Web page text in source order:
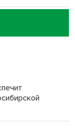
смерть